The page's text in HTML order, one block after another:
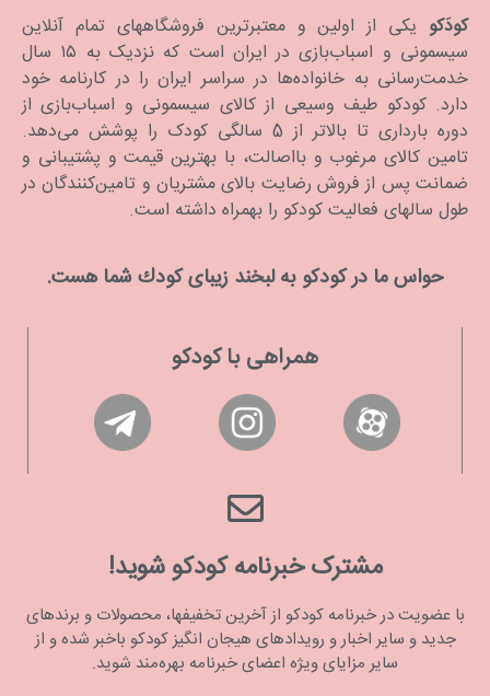
کودَکو یکی از اولین و معتبرترین فروشگاههای تمام آنلاین
سیسمونی و اسباب‌بازی در ایران است که نزدیک به ۱۵ سال
خدمت‌رسانی به خانواده‌ها در سراسر ایران را در کارنامه خود
دارد. كودكو طیف وسیعی از کالای سیسمونی و اسباب‌بازی از
دوره بارداری تا بالاتر از 5 سالگی کودک را پوشش می‌دهد.
تامین کالای مرغوب و بااصالت، با بهترین قیمت و پشتیبانی و
ضمانت پس از فروش رضایت بالای مشتریان و تامین‌کنندگان در
طول سالهای فعالیت کودکو را بهمراه داشته است.
حواس ما در كودكو به لبخند زیبای كودك شما هست.
همراهی با کودکو
مشترک خبرنامه کودکو شوید!
با عضویت در خبرنامه کودکو از آخرین تخفیفها، محصولات و برندهای
جدید و سایر اخبار و رویدادهای هیجان انگیز کودکو باخبر شده و از
سایر مزایای ویژه اعضای خبرنامه بهره‌مند شوید.